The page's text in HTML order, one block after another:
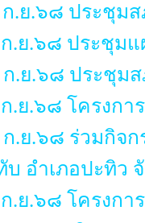
.ย.๖๘ ประชุม
.ย.๖๘ ประชุม
.ย.๖๘ ประชุม
.ย.๖๘ โครงกา
.ย.๖๘ ร่วมกิจ
บ อำเภอปะทิว
.ย.๖๘ โครงกา